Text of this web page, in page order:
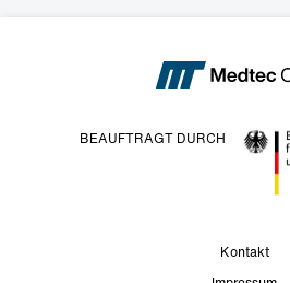
BEAUFTRAGT DURCH
Kontakt